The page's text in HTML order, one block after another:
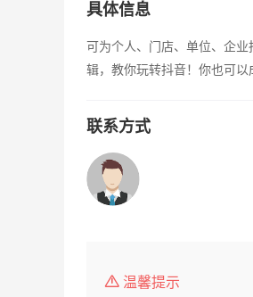
具体信息
可为个人、门店、单位、企
辑，教你玩转抖音！你也可以
联系方式
温馨提示